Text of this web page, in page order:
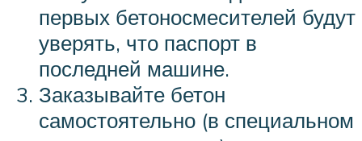
первых бетоносмесителей будут
уверять, что паспорт в
последней машине.
Заказывайте бетон
самостоятельно (в специальном